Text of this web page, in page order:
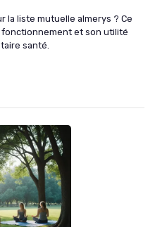
la liste mutuelle almerys ? Ce
et son utilité
santé.